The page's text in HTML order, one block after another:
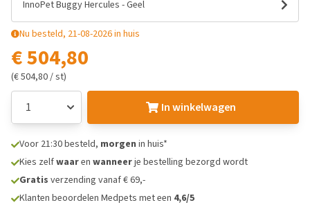
InnoPet Buggy Hercules - Geel
Nu besteld, 21-08-2026 in huis
€ 504,80
(€ 504,80 / st)
In winkelwagen
Voor 21:30 besteld, morgen in huis*
Kies zelfwaaren wanneerje bestelling bezorgd wordt
Gratis verzending vanaf € 69,-
Klanten beoordelen Medpets met een 4,6/5